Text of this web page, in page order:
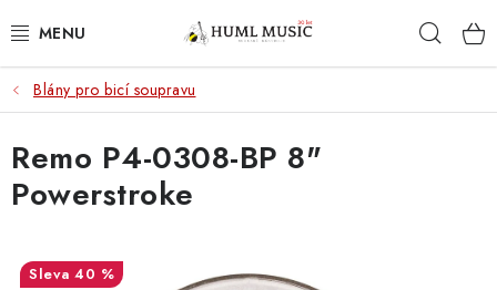
na
KYTARY
UKULELE
DECHY
KLÁVESY
Blány pro bicí soupravu
Remo P4-0308-BP 8"
Powerstroke
40 %